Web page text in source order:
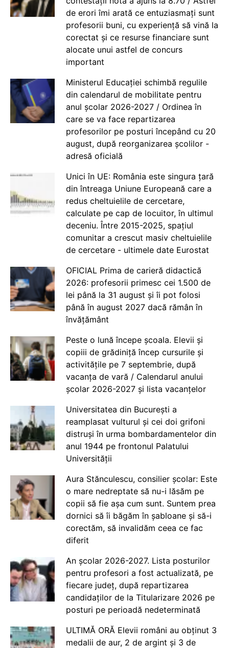
de erori îmi arată ce entuziasmați sunt
profesorii buni, cu experiență să vină la
corectat și ce resurse financiare sunt
alocate unui astfel de concurs
important
Ministerul Educației schimbă regulile
din calendarul de mobilitate pentru
anul școlar 2026-2027 / Ordinea în
care se va face repartizarea
profesorilor pe posturi începând cu 20
august, după reorganizarea școlilor -
adresă oficială
Unici în UE: România este singura țară
din întreaga Uniune Europeană care a
redus cheltuielile de cercetare,
calculate pe cap de locuitor, în ultimul
deceniu. Între 2015-2025, spațiul
comunitar a crescut masiv cheltuielile
de cercetare - ultimele date Eurostat
OFICIAL Prima de carieră didactică
2026: profesorii primesc cei 1.500 de
lei până la 31 august și îi pot folosi
până în august 2027 dacă rămân în
învățământ
Peste o lună începe școala. Elevii și
copiii de grădiniță încep cursurile și
activitățile pe 7 septembrie, după
vacanța de vară / Calendarul anului
școlar 2026-2027 și lista vacanțelor
Universitatea din București a
reamplasat vulturul și cei doi grifoni
distruși în urma bombardamentelor din
anul 1944 pe frontonul Palatului
Universității
Aura Stănculescu, consilier școlar: Este
o mare nedreptate să nu-i lăsăm pe
copii să fie așa cum sunt. Suntem prea
dornici să îi băgăm în șabloane și să-i
corectăm, să invalidăm ceea ce fac
diferit
An școlar 2026-2027. Lista posturilor
pentru profesori a fost actualizată, pe
fiecare județ, după repartizarea
candidaților de la Titularizare 2026 pe
posturi pe perioadă nedeterminată
ULTIMĂ ORĂ Elevii români au obținut 3
medalii de aur, 2 de argint și 3 de